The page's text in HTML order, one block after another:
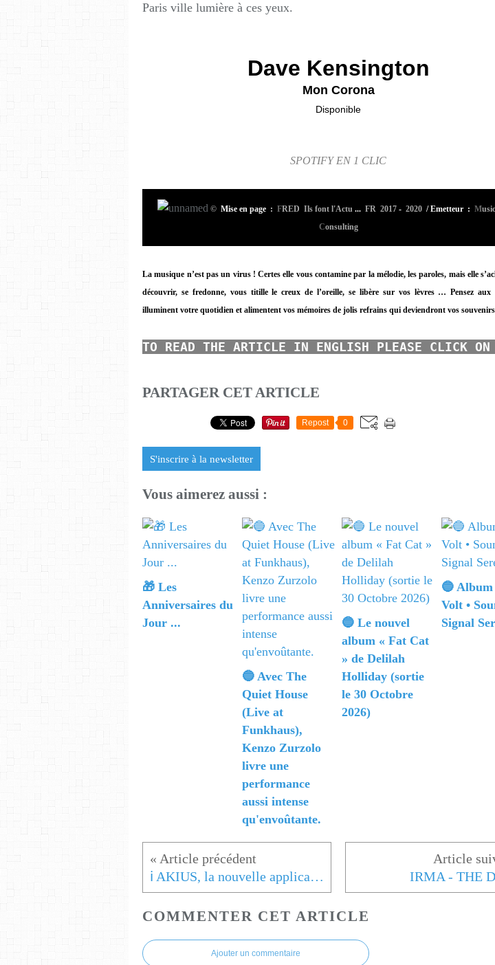
Paris ville lumière à ces yeux.
Dave Kensington
Mon Corona
Disponible
SPOTIFY EN 1 CLIC
© Mise en page : FRED Ils font l'Actu ... FR 2017 - 2020 /Emetteur : Music
Consulting
La musique n’est pas un virus ! Certes elle vous contamine par la mélodie, les paroles, mais elle
découvrir, se fredonne, vous titille le creux de l’oreille, se libère sur vos lèvres …Pensez
illuminent votre quotidien et alimentent vos mémoires de jolis refrains qui deviendront vos
TO READ THE ARTICLE IN ENGLISH PLEASE CLICK ON
PARTAGER CET ARTICLE
Repost 0
S'inscrire à la newsletter
Vous aimerez aussi :
🎁 Les
Anniversaires du
Jour ...
🔵 Avec The
Quiet House
(Live at
Funkhaus),
Kenzo Zurzolo
livre une
performance
aussi intense
qu'envoûtante.
🔵 Le nouvel
album « Fat Cat
» de Delilah
Holliday (sortie
le 30 Octobre
2026)
🔵 Album
Volt •
Signal
ℹ AKIUS, la nouvelle application mobile de livestream IRMA - THE
COMMENTER CET ARTICLE
Ajouter un commentaire